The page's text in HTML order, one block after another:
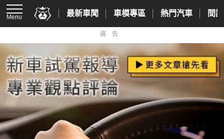
Menu 最新車聞 車模專區 熱門汽車 間
廣告